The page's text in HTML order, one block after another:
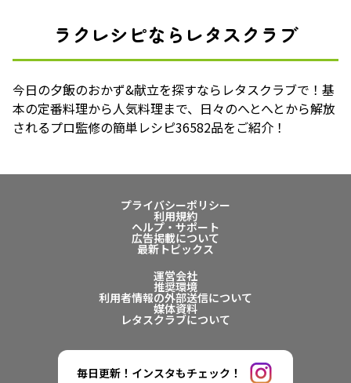
ラクレシピならレタスクラブ
今日の夕飯のおかず&献立を探すならレタスクラブで！基
本の定番料理から人気料理まで、日々のへとへとから解放
されるプロ監修の簡単レシピ36582品をご紹介！
プライバシーポリシー
利用規約
ヘルプ・サポート
広告掲載について
最新トピックス
運営会社
推奨環境
利用者情報の外部送信について
媒体資料
レタスクラブについて
毎日更新！インスタもチェック！